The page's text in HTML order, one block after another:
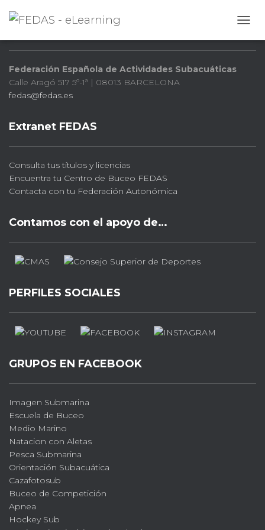
Federación Española de Actividades Subacuáticas
Calle Aragó 517 5º-1ª | 08013 BARCELONA
fedas@fedas.es
Extranet FEDAS
Consulta tus títulos y licencias
Encuentra tu Centro de Buceo FEDAS
Contacta con tu Federación Autonómica
Contamos con el apoyo de…
PERFILES SOCIALES
GRUPOS EN FACEBOOK
Imagen Submarina
Escuela de Buceo
Medio Marino
Natacion con Aletas
Pesca Submarina
Orientación Subacuática
Cazafotosub
Buceo de Competición
Apnea
Hockey Sub